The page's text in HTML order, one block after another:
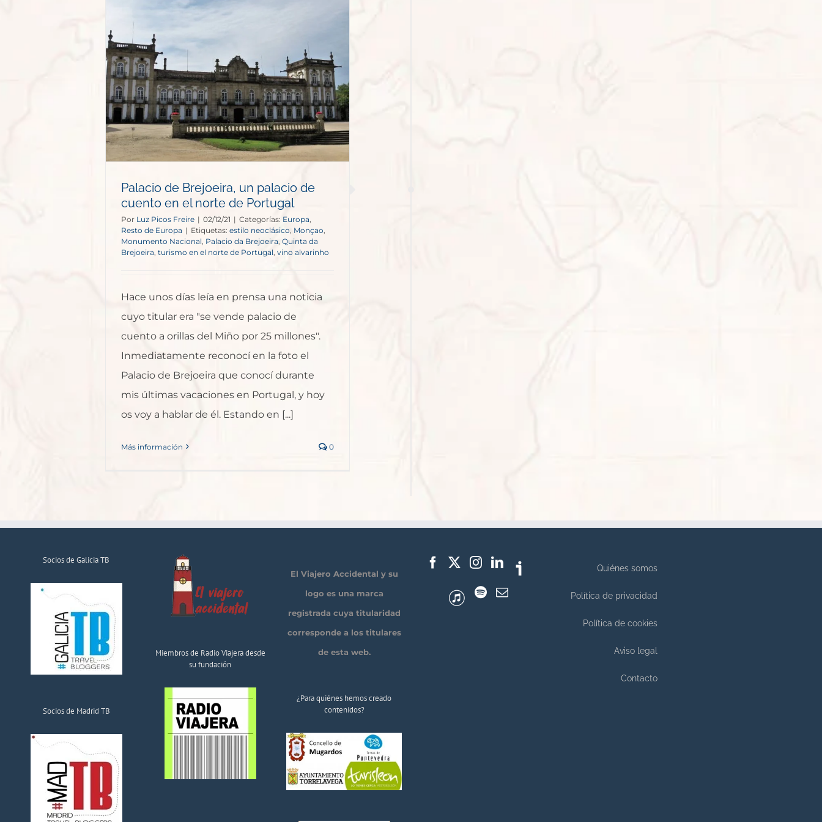
Palacio de Brejoeira, un palacio de
cuento en el norte de Portugal
Por Luz Picos Freire | 02/12/21 | Categorías: Europa
Resto de Europa | Etiquetas: estilo neoclásico, Monçao
Monumento Nacional Palacio da Brejoeira, Quinta da
Brejoeira turismo en el norte de Portugal vino alvarinho
Hace unos días leía en prensa una noticia
cuyo titular era "se vende palacio de
cuento a orillas del Miño por 25 millones".
Inmediatamente reconocí en la foto el
Palacio de Brejoeira que conocí durante
mis últimas vacaciones en Portugal, y hoy
os voy a hablar de él. Estando en [...]
Más información 0
Socios de Galicia TB
Socios de Madrid TB
Miembros de Radio Viajera desde
su fundación
El Viajero Accidental y su
logo es una marca
registrada cuya titularidad
corresponde a los titulares
de esta web.
¿Para quiénes hemos creado
contenidos?
Quiénes somos
Política de privacidad
Política de cookies
Aviso legal
Contacto